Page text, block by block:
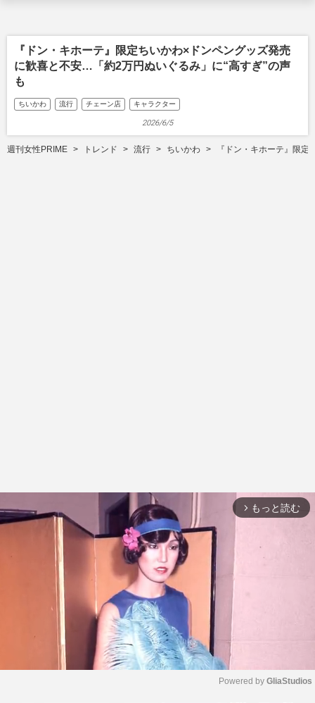
『ドン・キホーテ』限定ちいかわ×ドンペングッズ発売
に歓喜と不安…「約2万円ぬいぐるみ」に“高すぎ”の声
も
ちいかわ 流行 チェーン店 キャラクター
2026/6/5
週刊女性PRIME トレンド 流行 ちいかわ 『ドン・キホーテ』限
arrow_forward_ios もっと読む
Powered by GliaStudios